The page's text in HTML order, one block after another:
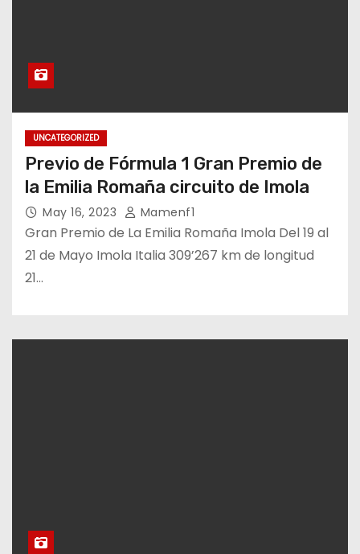
UNCATEGORIZED
Previo de Fórmula 1 Gran Premio de
la Emilia Romaña circuito de Imola
May 16, 2023 Mamenf1
Gran Premio de La Emilia Romaña Imola Del 19 al
21 de Mayo Imola Italia 309’267 km de longitud
21…